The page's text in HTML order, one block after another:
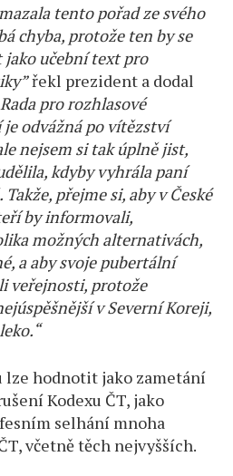
tento pořad ze svého
chyba, protože ten by se
jako učební text pro
řekl prezident a dodal
pro rozhlasové
odvážná po vítězství
nejsem si tak úplně jist,
kdyby vyhrála paní
přejme si, aby v České
by informovali,
možných alternativách,
a aby svoje pubertální
veřejnosti, protože
v Severní Koreji,
lze hodnotit jako zametání
Kodexu ČT, jako
selhání mnoha
včetně těch nejvyšších.